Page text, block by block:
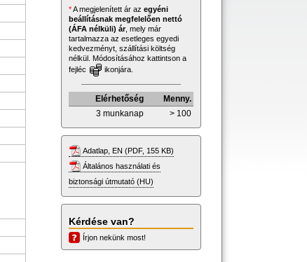
*A megjelenített ár az egyéni
beállításnak megfelelően nettó
(ÁFA nélküli) ár, mely már
tartalmazza az esetleges egyedi
kedvezményt, szállítási költség
nélkül. Módosításához kattintson a
fejléc
ikonjára.
Elérhetőség
Menny.
3 munkanap
> 100
Adatlap, EN (PDF, 155 KB)
Általános használati és
biztonsági útmutató (HU)
Kérdése van?
Írjon nekünk most!